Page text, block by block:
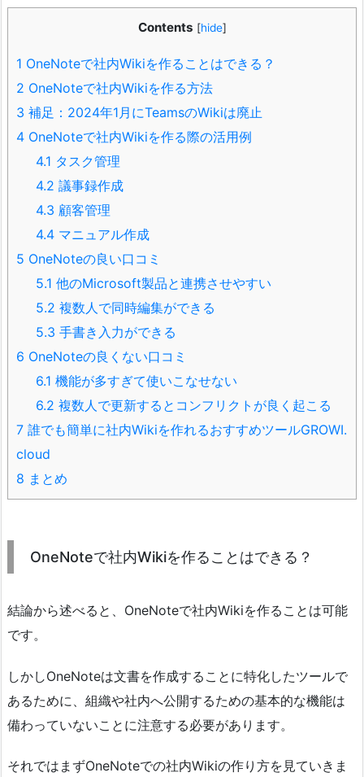
Contents [hide]
1 OneNoteで社内Wikiを作ることはできる？
2 OneNoteで社内Wikiを作る方法
3 補足：2024年1月にTeamsのWikiは廃止
4 OneNoteで社内Wikiを作る際の活用例
4.1 タスク管理
4.2 議事録作成
4.3 顧客管理
4.4 マニュアル作成
5 OneNoteの良い口コミ
5.1 他のMicrosoft製品と連携させやすい
5.2 複数人で同時編集ができる
5.3 手書き入力ができる
6 OneNoteの良くない口コミ
6.1 機能が多すぎて使いこなせない
6.2 複数人で更新するとコンフリクトが良く起こる
7 誰でも簡単に社内Wikiを作れるおすすめツールGROWI.
cloud
8 まとめ
OneNoteで社内Wikiを作ることはできる？
結論から述べると、OneNoteで社内Wikiを作ることは可能
です。
しかしOneNoteは文書を作成することに特化したツールで
あるために、組織や社内へ公開するための基本的な機能は
備わっていないことに注意する必要があります。
それではまずOneNoteでの社内Wikiの作り方を見ていきま